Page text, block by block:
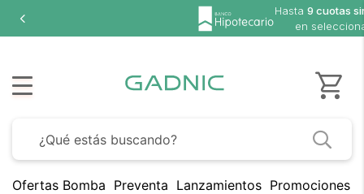
Hasta
9 cuotas sin interés
en seleccionados
Ofertas Bomba Preventa Lanzamientos Promociones